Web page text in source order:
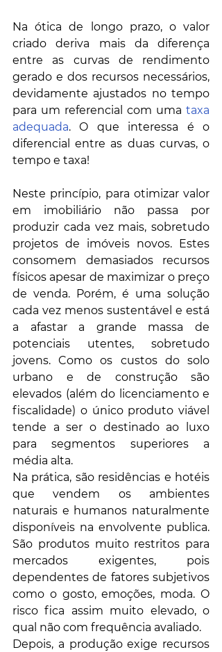
Na ótica de longo prazo, o valor
criado deriva mais da diferença
entre as curvas de rendimento
gerado e dos recursos necessários,
devidamente ajustados no tempo
para um referencial com uma taxa
adequada. O que interessa é o
diferencial entre as duas curvas, o
tempo e taxa!
Neste princípio, para otimizar valor
em imobiliário não passa por
produzir cada vez mais, sobretudo
projetos de imóveis novos. Estes
consomem demasiados recursos
físicos apesar de maximizar o preço
de venda. Porém, é uma solução
cada vez menos sustentável e está
a afastar a grande massa de
potenciais utentes, sobretudo
jovens. Como os custos do solo
urbano e de construção são
elevados (além do licenciamento e
fiscalidade) o único produto viável
tende a ser o destinado ao luxo
para segmentos superiores a
média alta.
Na prática, são residências e hotéis
que vendem os ambientes
naturais e humanos naturalmente
disponíveis na envolvente publica.
São produtos muito restritos para
mercados exigentes, pois
dependentes de fatores subjetivos
como o gosto, emoções, moda. O
risco fica assim muito elevado, o
qual não com frequência avaliado.
Depois, a produção exige recursos